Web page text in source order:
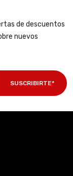
de descuentos
nuevos
SUSCRIBIRTE*